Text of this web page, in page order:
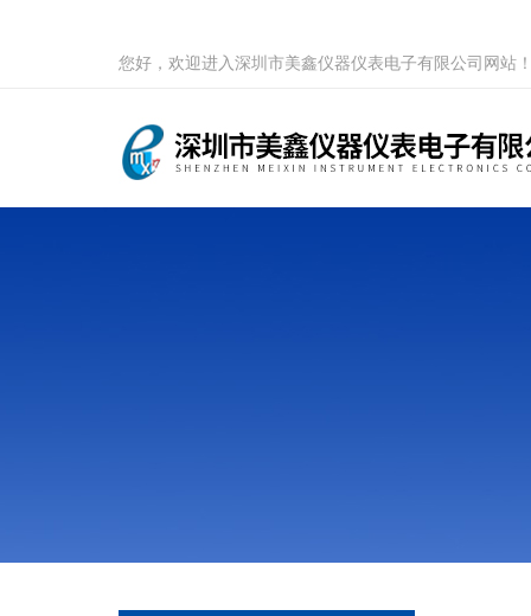
您好，欢迎进入深圳市美鑫仪器仪表电子有限公司网站